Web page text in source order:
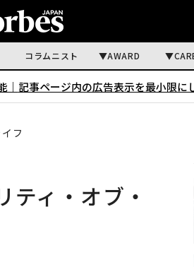
コラムニスト AWARD
｜ 記事ページ内の広告表示を最小限に
フ
ティ・オブ・